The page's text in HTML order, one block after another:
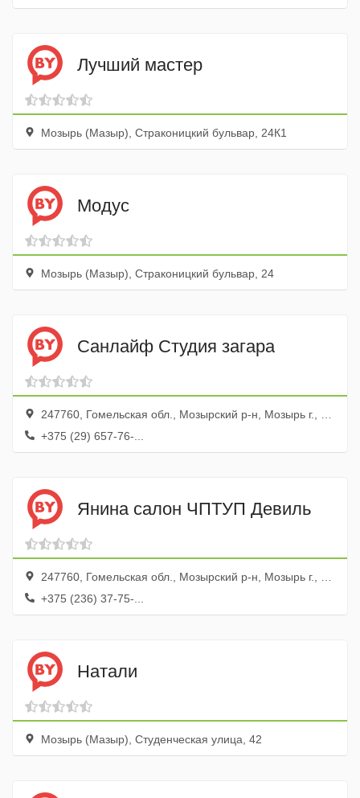
Лучший мастер
Мозырь (Мазыр), Страконицкий бульвар, 24К1
Модус
Мозырь (Мазыр), Страконицкий бульвар, 24
Санлайф Студия загара
247760, Гомельская обл., Мозырский р-н, Мозырь г., ул. Советская, 27а
+375 (29) 657-76-...
Янина салон ЧПТУП Девиль
247760, Гомельская обл., Мозырский р-н, Мозырь г., ул. Нежнова, 13
+375 (236) 37-75-...
Натали
Мозырь (Мазыр), Студенческая улица, 42